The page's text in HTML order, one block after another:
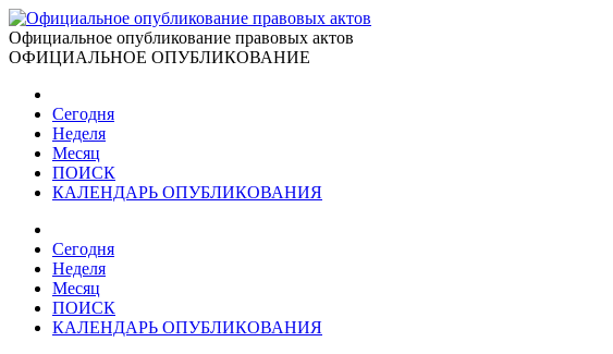
Официальное опубликование правовых актов
ОФИЦИАЛЬНОЕ ОПУБЛИКОВАНИЕ
Сегодня
Неделя
Месяц
ПОИСК
КАЛЕНДАРЬ ОПУБЛИКОВАНИЯ
Сегодня
Неделя
Месяц
ПОИСК
КАЛЕНДАРЬ ОПУБЛИКОВАНИЯ